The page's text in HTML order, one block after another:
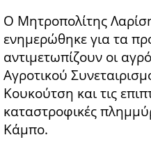
Ο Μητροπολίτης
ενημερώθηκε για τα
αντιμετωπίζουν οι
Αγροτικού
Κουκούτση και τις
καταστροφικές
Κάμπο.